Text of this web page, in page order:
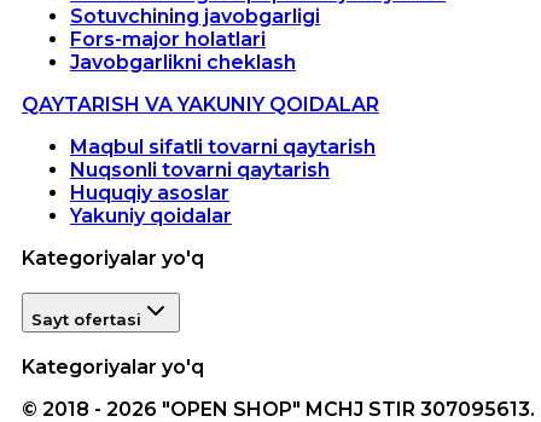
Sotuvchining javobgarligi
Fors-major holatlari
Javobgarlikni cheklash
QAYTARISH VA YAKUNIY QOIDALAR
Maqbul sifatli tovarni qaytarish
Nuqsonli tovarni qaytarish
Huquqiy asoslar
Yakuniy qoidalar
Kategoriyalar yo'q
Sayt ofertasi
Kategoriyalar yo'q
© 2018 - 2026 "OPEN SHOP" MCHJ STIR 307095613.